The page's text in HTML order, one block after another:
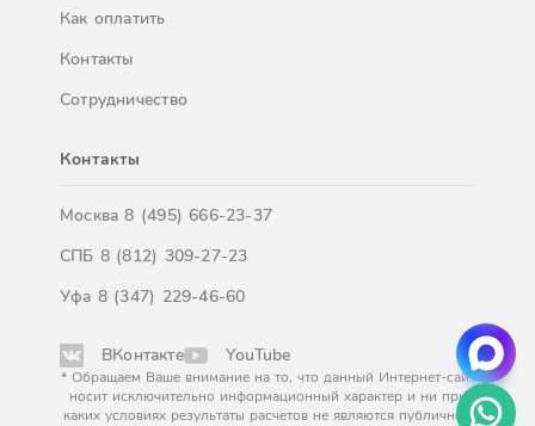
Как оплатить
Контакты
Сотрудничество
Контакты
Москва8 (495) 666-23-37
СПБ 8 (812) 309-27-23
Уфа 8 (347) 229-46-60
ВКонтакте YouTube
* Обращаем Ваше внимание на то, что данный Интернет-сайт
носит исключительно информационный характер и ни при
каких условиях результаты расчетов не являются публичной